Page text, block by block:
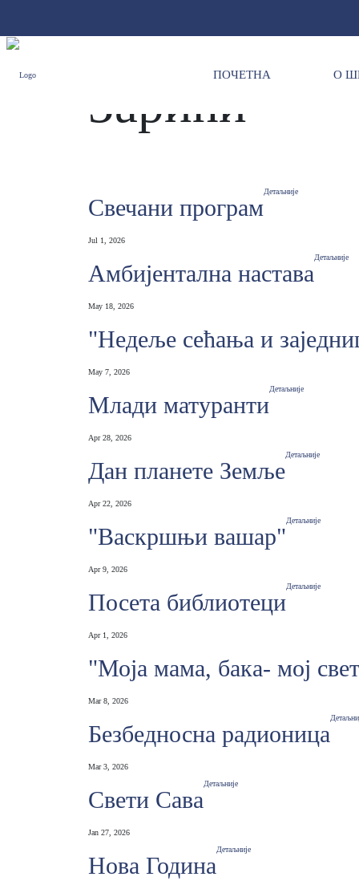
ПОЧЕТНА О
Зарићи
Свечани програм
Jul 1, 2026
Детаљније
Амбијентална настава
May 18, 2026
Детаљније
"Недеље сећања и
May 7, 2026
Млади матуранти
Apr 28, 2026
Детаљније
Дан планете Земље
Apr 22, 2026
Детаљније
"Васкршњи вашар"
Apr 9, 2026
Детаљније
Посета библиотеци
Apr 1, 2026
Детаљније
"Моја мама, бака- мој
Mar 8, 2026
Безбедносна радионица
Mar 3, 2026
Свети Сава
Jan 27, 2026
Детаљније
Нова Година
Детаљније